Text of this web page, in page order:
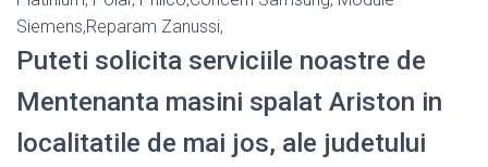
Siemens,Reparam Zanussi,
Puteti solicita serviciile noastre de
Mentenanta masini spalat Ariston in
localitatile de mai jos, ale judetului